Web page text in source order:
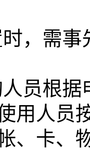
，需事
员根据
用人员
、卡、